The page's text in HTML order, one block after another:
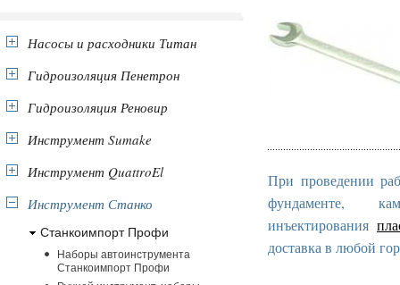
Насосы и расходники Титан
Гидроизоляция Пенетрон
Гидроизоляция Реновир
Инструмент Sumake
Инструмент QuattroEl
Инструмент Станко
Станкоимпорт Профи
Наборы автоинструмента
Станкоимпорт Профи
При проведении
фундаменте,
инъектирования
доставка в любой